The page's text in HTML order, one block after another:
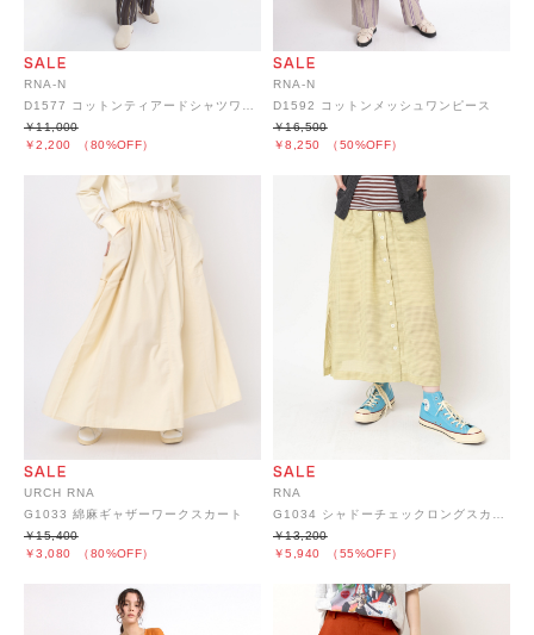
RNA-N
￥2,200 （80%OFF）
￥11,000
RNA-N
D1592 コットンメッシュワンピース
￥8,250 （50%OFF）
￥16,500
URCH RNA
G1033 綿麻ギャザーワークスカート
￥3,080 （80%OFF）
￥15,400
RNA
￥5,940 （55%OFF）
￥13,200